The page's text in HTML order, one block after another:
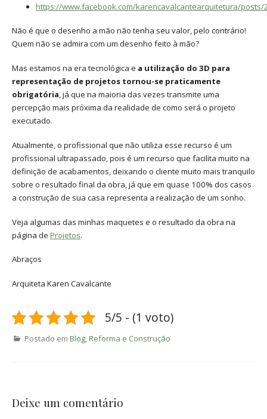
https://www.facebook.com/karencavalcantearquitetura/
Não é que o desenho a mão não tenha seu valor, pelo contrário!
Quem não se admira com um desenho feito à mão?
Mas estamos na era tecnológica e a utilização do 3D para
representação de projetos tornou-se praticamente
obrigatória, já que na maioria das vezes transmite uma
percepção mais próxima da realidade de como será o projeto
executado.
Atualmente, o profissional que não utiliza esse recurso é um
profissional ultrapassado, pois é um recurso que facilita muito na
definição de acabamentos, deixando o cliente muito mais tranquilo
sobre o resultado final da obra, já que em quase 100% dos casos
a construção de sua casa representa a realização de um sonho.
Veja algumas das minhas maquetes e o resultado da obra na
página de Projetos.
Abraços
Arquiteta Karen Cavalcante
5/5 - (1 voto)
Postado em Blog, Reforma e Construção
Deixe um comentário